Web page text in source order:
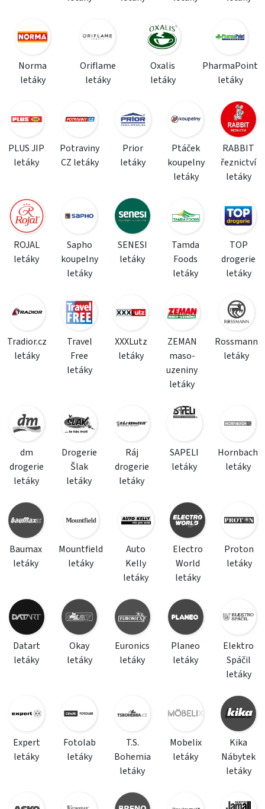
Norma
letáky
Oriflame
letáky
Oxalis
letáky
PharmaPoint
letáky
PLUS JIP
letáky
Potraviny
CZ letáky
Prior
letáky
Ptáček
koupelny
letáky
RABBIT
řeznictví
letáky
ROJAL
letáky
Sapho
koupelny
letáky
SENESI
letáky
Tamda
Foods
letáky
TOP
drogerie
letáky
Tradior.cz
letáky
Travel
Free
letáky
XXXLutz
letáky
ZEMAN
maso-
uzeniny
letáky
Rossmann
letáky
dm
drogerie
letáky
Drogerie
Šlak
letáky
Ráj
drogerie
letáky
SAPELI
letáky
Hornbach
letáky
Baumax
letáky
Mountfield
letáky
Auto
Kelly
letáky
Electro
World
letáky
Proton
letáky
Datart
letáky
Okay
letáky
Euronics
letáky
Planeo
letáky
Elektro
Spáčil
letáky
Expert
letáky
Fotolab
letáky
T.S.
Bohemia
letáky
Mobelix
letáky
Kika
Nábytek
letáky